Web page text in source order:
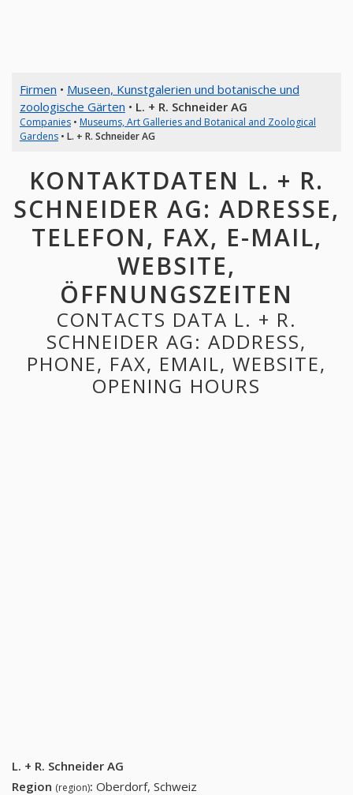
Firmen • Museen, Kunstgalerien und botanische und
zoologische Gärten • L. + R. Schneider AG
Companies• Museums, Art Galleries and Botanical and Zoological
Gardens• L. + R. Schneider AG
KONTAKTDATEN L. + R.
SCHNEIDER AG: ADRESSE,
TELEFON, FAX, E-MAIL,
WEBSITE,
ÖFFNUNGSZEITEN
CONTACTS DATA L. + R.
SCHNEIDER AG: ADDRESS,
PHONE, FAX, EMAIL, WEBSITE,
OPENING HOURS
L. + R. Schneider AG
Region (region): Oberdorf, Schweiz